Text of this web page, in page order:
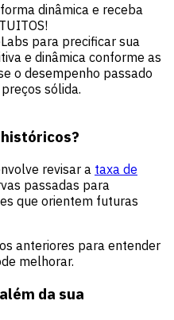
dinâmica e receba
para precificar sua
e dinâmica conforme as
o desempenho passado
sólida.
históricos?
revisar a taxa de
passadas para
que orientem futuras
anteriores para entender
melhorar.
da sua